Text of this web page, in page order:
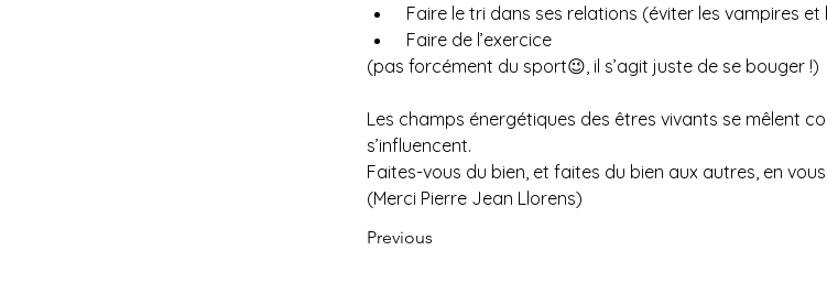
Faire le tri dans ses relations (éviter les vampires
Faire de l’exercice
(pas forcément du sport😉, il s’agit juste de se bouger !)
Les champs énergétiques des êtres vivants se mêlent
s’influencent.
Faites-vous du bien, et faites du bien aux autres, en
(Merci Pierre Jean Llorens)
Previous